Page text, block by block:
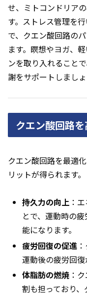
せ、ミトコンドリア
す。ストレス管理を
で、クエン酸回路の
ます。瞑想やヨガ、
ンを取り入れること
謝をサポートしましょ
クエン酸回路
クエン酸回路を最適
リットが得られます。
持久力の向上 ：
とで、運動時の
能になります。
疲労回復の促進
運動後の疲労回復
体脂肪の燃焼 ：
割も担っており